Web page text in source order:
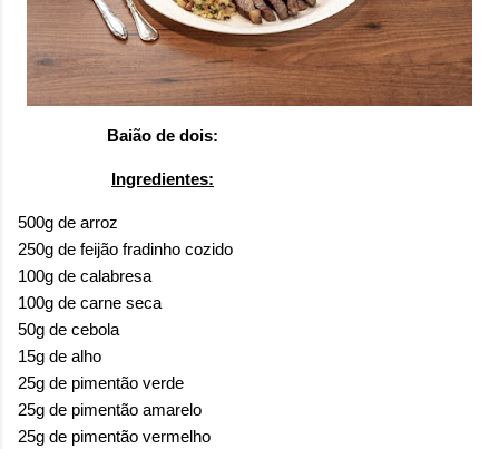
Baião de dois:
Ingredientes:
500g de arroz
250g de feijão fradinho cozido
100g de calabresa
100g de carne seca
50g de cebola
15g de alho
25g de pimentão verde
25g de pimentão amarelo
25g de pimentão vermelho